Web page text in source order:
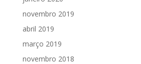
novembro 2019
abril 2019
março 2019
novembro 2018